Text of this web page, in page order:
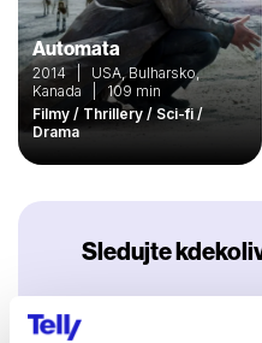
Automata
2014 | USA, Bulharsko,
Kanada | 109 min
Filmy / Thrillery / Sci-fi /
Drama
Sledujte